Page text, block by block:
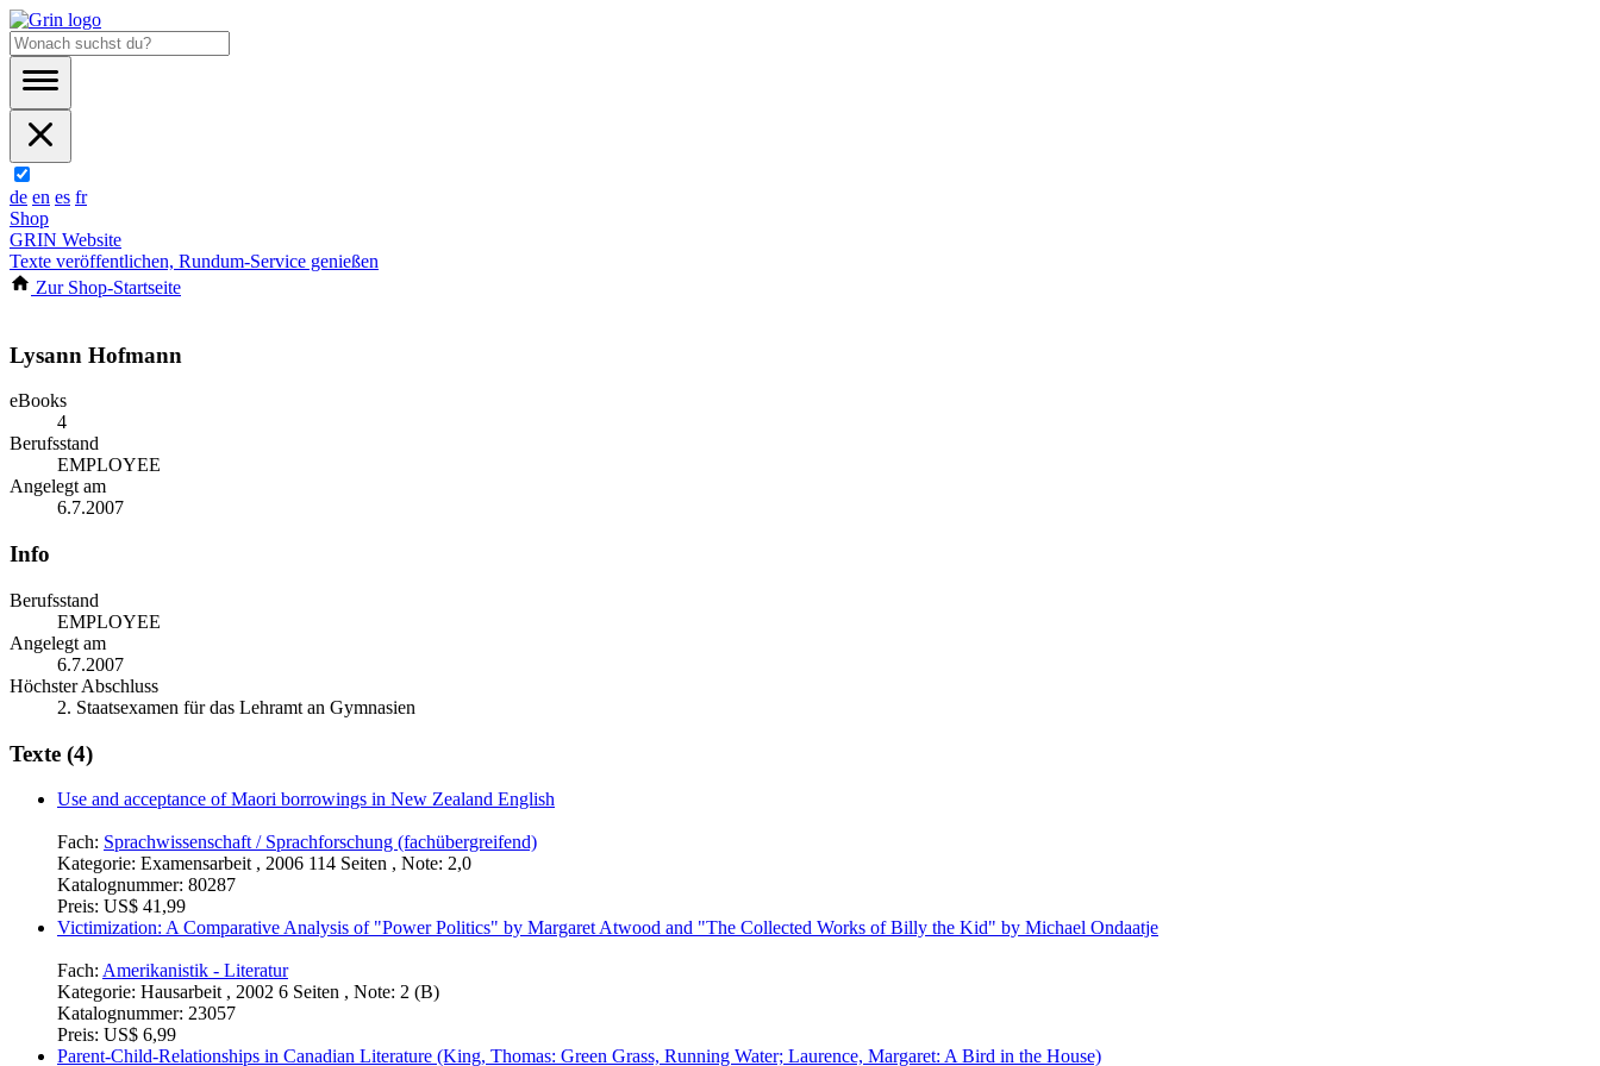
de en es fr
Shop
GRIN Website
Texte veröffentlichen, Rundum-Service genießen
Zur Shop-Startseite
Lysann Hofmann
eBooks
4
Berufsstand
EMPLOYEE
Angelegt am
6.7.2007
Info
Berufsstand
EMPLOYEE
Angelegt am
6.7.2007
Höchster Abschluss
2. Staatsexamen für das Lehramt an Gymnasien
Texte (4)
Use and acceptance of Maori borrowings in New Zealand English
Fach: Sprachwissenschaft / Sprachforschung (fachübergreifend)
Kategorie: Examensarbeit , 2006 114 Seiten , Note: 2,0
Katalognummer: 80287
Preis: US$ 41,99
Victimization: A Comparative Analysis of "Power Politics" by Margaret Atwood and "The Collected Works of Billy the Kid" by Michael Ondaatje
Fach: Amerikanistik - Literatur
Kategorie: Hausarbeit , 2002 6 Seiten , Note: 2 (B)
Katalognummer: 23057
Preis: US$ 6,99
Parent-Child-Relationships in Canadian Literature (King, Thomas: Green Grass, Running Water; Laurence, Margaret: A Bird in the House)